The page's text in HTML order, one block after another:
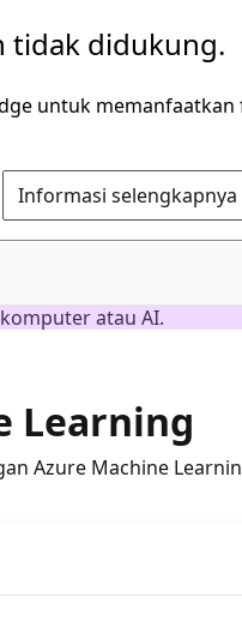
tidak didukung.
untuk
Informasi
atau AI.
Learning
Azure Machine